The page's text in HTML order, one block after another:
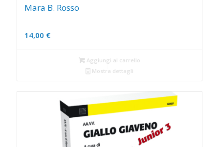
Mara B. Rosso
14,00 €
Aggiungi al carrello
Mostra dettagli